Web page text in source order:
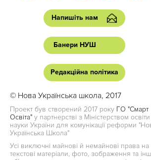
Напишіть нам
Банери НУШ
Редакційна політика
© Нова Українська школа, 2017
Проект був створений 2017 року ГО "Смарт
Освіта" у партнерстві з Міністерством освіти
науки України для комунікації реформи
Українська Школа"
Усі виключні майнові й немайнові права на
текстові матеріали, фото, зображення та